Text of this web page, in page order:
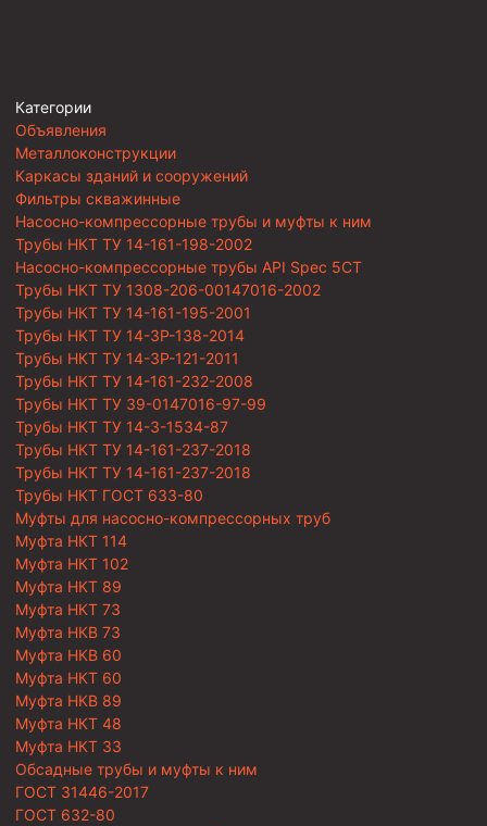
Категории
Объявления
Металлоконструкции
Каркасы зданий и сооружений
Фильтры скважинные
Насосно-компрессорные трубы и муфты к ним
Трубы НКТ ТУ 14-161-198-2002
Насосно-компрессорные трубы API Spec 5CT
Трубы НКТ ТУ 1308-206-00147016-2002
Трубы НКТ ТУ 14-161-195-2001
Трубы НКТ ТУ 14-3Р-138-2014
Трубы НКТ ТУ 14-3Р-121-2011
Трубы НКТ ТУ 14-161-232-2008
Трубы НКТ ТУ 39-0147016-97-99
Трубы НКТ ТУ 14-3-1534-87
Трубы НКТ ТУ 14-161-237-2018
Трубы НКТ ТУ 14-161-237-2018
Трубы НКТ ГОСТ 633-80
Муфты для насосно-компрессорных труб
Муфта НКТ 114
Муфта НКТ 102
Муфта НКТ 89
Муфта НКТ 73
Муфта НКВ 73
Муфта НКВ 60
Муфта НКТ 60
Муфта НКВ 89
Муфта НКТ 48
Муфта НКТ 33
Обсадные трубы и муфты к ним
ГОСТ 31446-2017
ГОСТ 632-80